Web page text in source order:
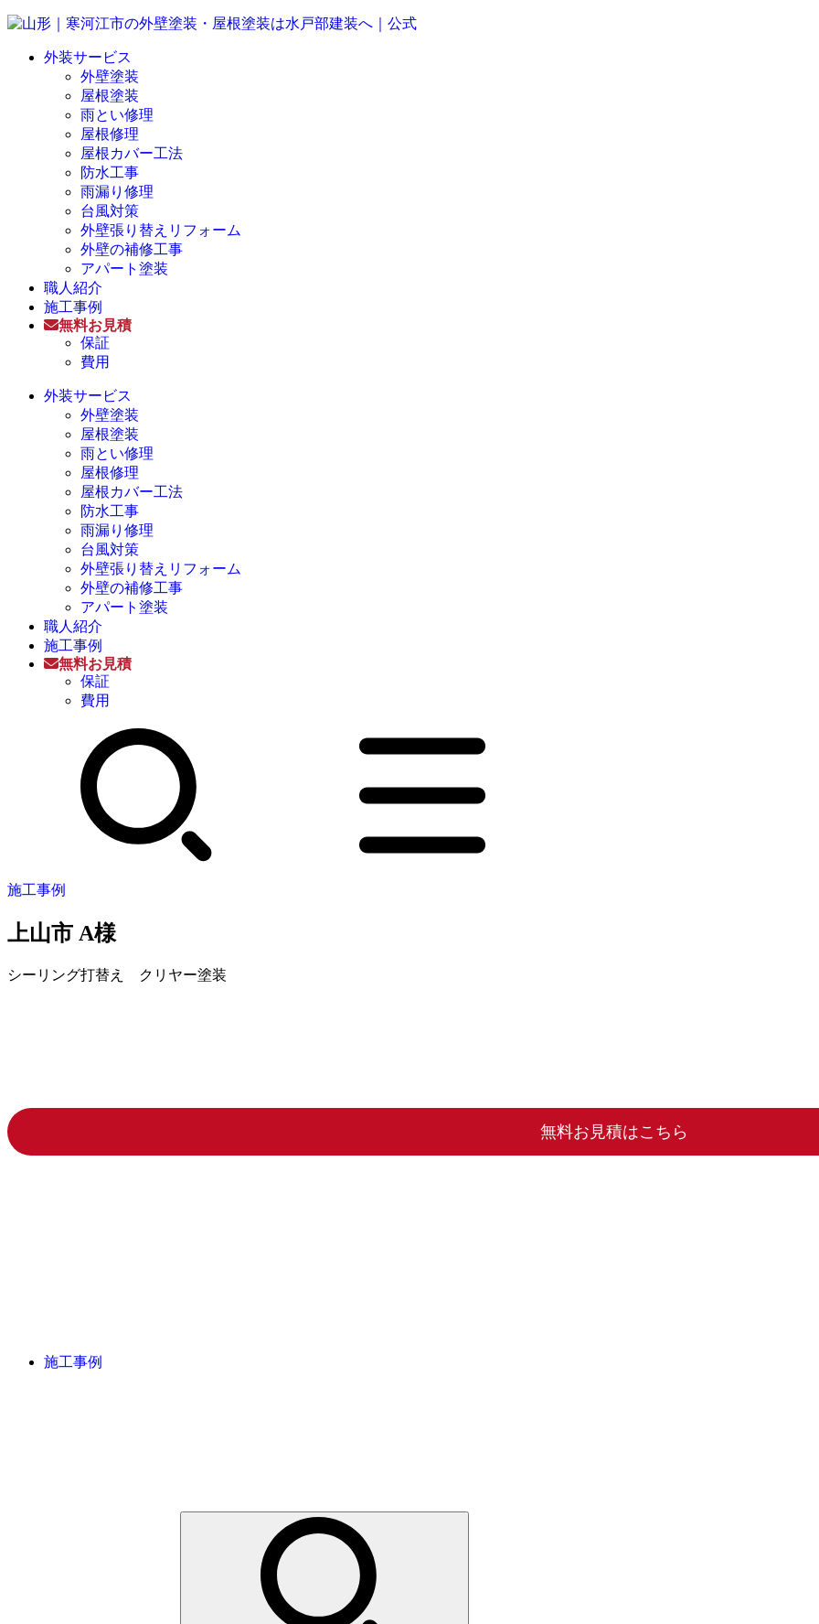
外装サービス
外壁塗装
屋根塗装
雨とい修理
屋根修理
屋根カバー工法
防水工事
雨漏り修理
台風対策
外壁張り替えリフォーム
外壁の補修工事
アパート塗装
職人紹介
施工事例
無料お見積
保証
費用
外装サービス
外壁塗装
屋根塗装
雨とい修理
屋根修理
屋根カバー工法
防水工事
雨漏り修理
台風対策
外壁張り替えリフォーム
外壁の補修工事
アパート塗装
職人紹介
施工事例
無料お見積
保証
費用
施工事例
上山市 A様
シーリング打替え クリヤー塗装
無料お見積はこちら
施工事例